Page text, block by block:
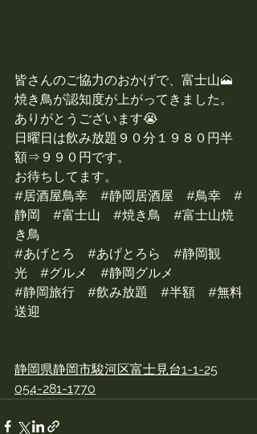
皆さんのご協力のおかげで、富士山🗻
焼き鳥が認知度が上がってきました。
ありがとうございます😭
日曜日は飲み放題９０分１９８０円半
額⇒９９０円です。
お待ちしてます。
#居酒屋鳥幸
#静岡居酒屋 #鳥幸
#
静岡
#富士山 #焼き鳥
#富士山焼
き鳥
#あげとろ
#あげとろら
#静岡観
光
#グルメ
#静岡グルメ
#静岡旅行
#飲み放題 #半額
#無料
送迎
静岡県静岡市駿河区富士見台1-1-25
054-281-1770